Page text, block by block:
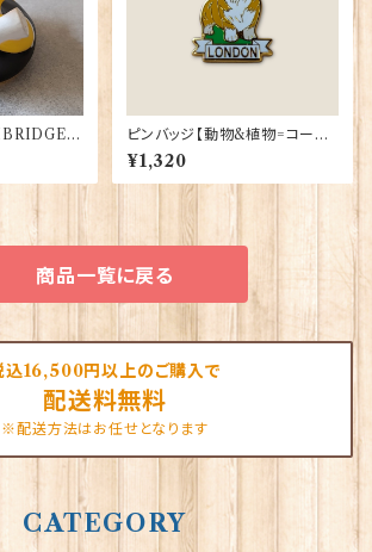
Products
ピンバッジ【動物&植物=コーギ
ーロンドン】Tradition 90040
-T1335
¥1,320
商品一覧に戻る
込16,500円以上のご購入で
配送料無料
※配送方法はお任せとなります
CATEGORY